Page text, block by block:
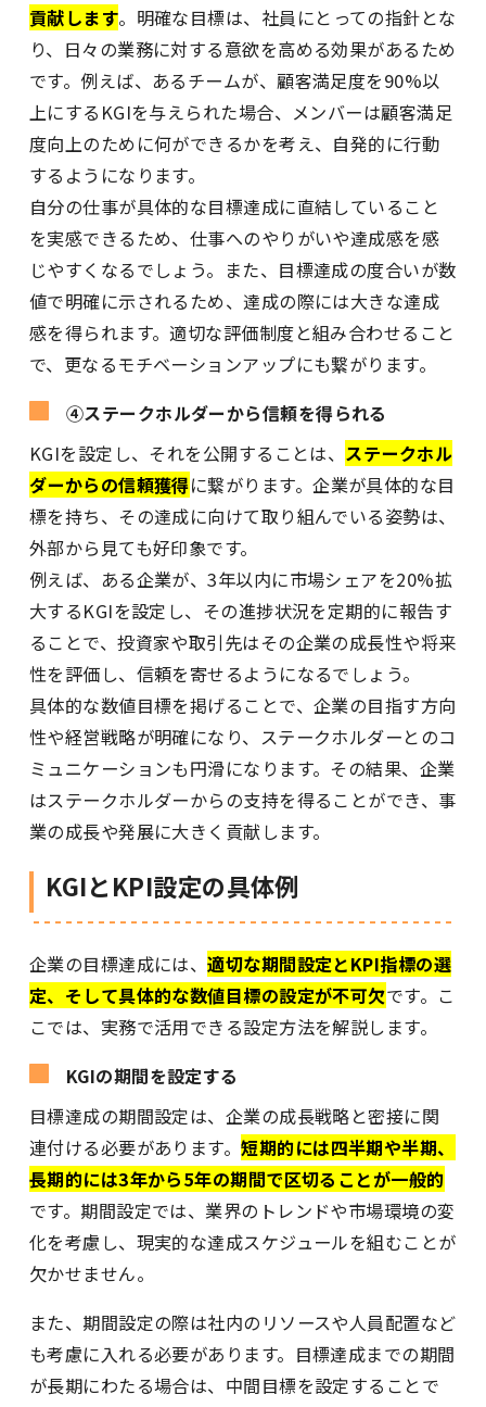
貢献します。明確な目標は、社員にとっての指針とな
り、日々の業務に対する意欲を高める効果があるため
です。例えば、あるチームが、顧客満足度を90%以
上にするKGIを与えられた場合、メンバーは顧客満足
度向上のために何ができるかを考え、自発的に行動
するようになります。
自分の仕事が具体的な目標達成に直結していること
を実感できるため、仕事へのやりがいや達成感を感
じやすくなるでしょう。また、目標達成の度合いが数
値で明確に示されるため、達成の際には大きな達成
感を得られます。適切な評価制度と組み合わせること
で、更なるモチベーションアップにも繋がります。
④ステークホルダーから信頼を得られる
KGIを設定し、それを公開することは、 ステークホル
ダーからの信頼獲得に繋がります。企業が具体的な目
標を持ち、その達成に向けて取り組んでいる姿勢は、
外部から見ても好印象です。
例えば、ある企業が、3年以内に市場シェアを20%拡
大するKGIを設定し、その進捗状況を定期的に報告す
ることで、投資家や取引先はその企業の成長性や将来
性を評価し、信頼を寄せるようになるでしょう。
具体的な数値目標を掲げることで、企業の目指す方向
性や経営戦略が明確になり、ステークホルダーとのコ
ミュニケーションも円滑になります。その結果、企業
はステークホルダーからの支持を得ることができ、事
業の成長や発展に大きく貢献します。
KGIとKPI設定の具体例
企業の目標達成には、適切な期間設定とKPI指標の選
定、そして具体的な数値目標の設定が不可欠です。こ
こでは、実務で活用できる設定方法を解説します。
KGIの期間を設定する
目標達成の期間設定は、企業の成長戦略と密接に関
連付ける必要があります。短期的には四半期や半期、
長期的には3年から5年の期間で区切ることが一般的
です。期間設定では、業界のトレンドや市場環境の変
化を考慮し、現実的な達成スケジュールを組むことが
欠かせません。
また、期間設定の際は社内のリソースや人員配置など
も考慮に入れる必要があります。目標達成までの期間
が長期にわたる場合は、中間目標を設定することで